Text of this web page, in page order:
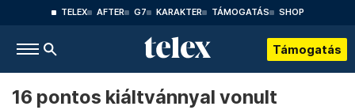
TELEX AFTER G7 KARAKTER TÁMOGATÁS SHOP
Támogatás
16 pontos kiáltvánnyal vonult